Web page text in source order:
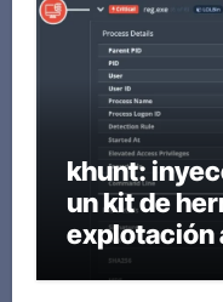
khunt:
un kit de
explotación